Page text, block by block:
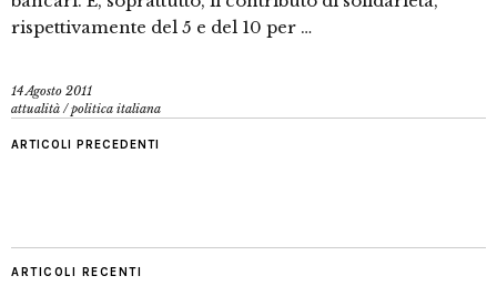
rispettivamente del 5 e del 10 per …
14 Agosto 2011
attualità /politica italiana
ARTICOLI PRECEDENTI
ARTICOLI RECENTI